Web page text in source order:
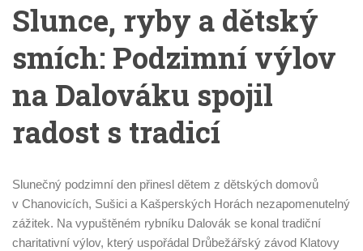
Slunce, ryby a dětský
smích: Podzimní výlov
na Dalováku spojil
radost s tradicí
Slunečný podzimní den přinesl dětem z dětských domovů
v Chanovicích, Sušici a Kašperských Horách nezapomenutelný
zážitek. Na vypuštěném rybníku Dalovák se konal tradiční
charitativní výlov, který uspořádal Drůbežářský závod Klatovy